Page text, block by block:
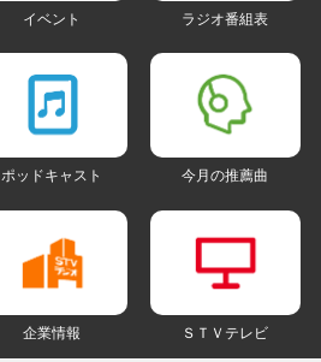
イベント ラジオ番組表
ポッドキャスト 今月の推薦曲
企業情報 ＳＴＶテレビ